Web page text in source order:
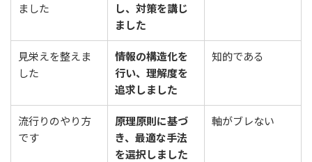
ました
し、対策を講じ
ました
見栄えを整えま
した
情報の構造化を
行い、理解度を
追求しました
知的である
流行りのやり方
です
原理原則に基づ
き、最適な手法
を選択しました
軸がブレない